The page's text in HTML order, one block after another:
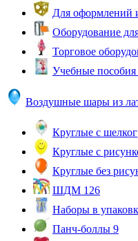
Для оформлений
Оборудование
Торговое
Учебные пособия
Воздушные шары из
Круглые с
Круглые с
Круглые без
ШДМ 126
Наборы в
Панч-боллы 9